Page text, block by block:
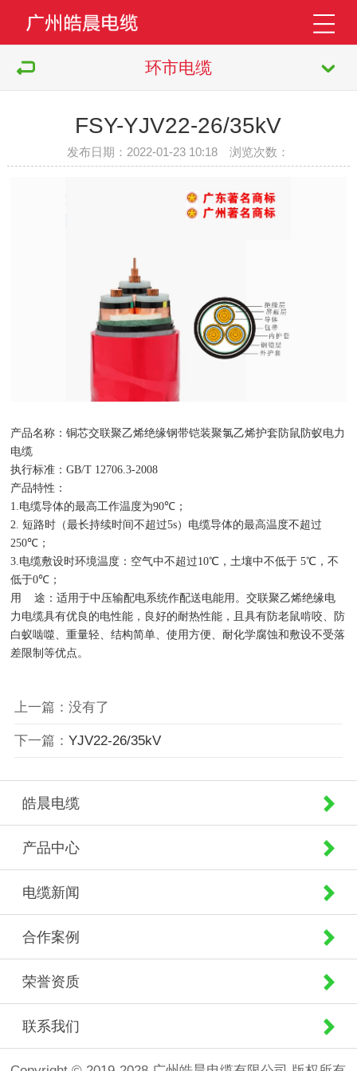
环市电缆
FSY-YJV22-26/35kV
发布日期：2022-01-23 10:18 浏览次数：
产品名称：铜芯交联聚乙烯绝缘钢带铠装聚氯乙烯护套防鼠防蚁电力
电缆
执行标准：GB/T 12706.3-2008
产品特性：
1. 电缆导体的最高工作温度为90℃；
2.短路时（最长持续时间不超过5s）电缆导体的最高温度不超过
250℃；
3. 电缆敷设时环境温度：空气中不超过10℃，土壤中不低于5℃，不
低于0℃；
用 途：适用于中压输配电系统作配送电能用。交联聚乙烯绝缘电
力电缆具有优良的电性能，良好的耐热性能，且具有防老鼠啃咬、防
白蚁啮噬、重量轻、结构简单、使用方便、耐化学腐蚀和敷设不受落
差限制等优点。
上一篇：没有了
下一篇： YJV22-26/35kV
皓晨电缆
产品中心
电缆新闻
合作案例
荣誉资质
联系我们